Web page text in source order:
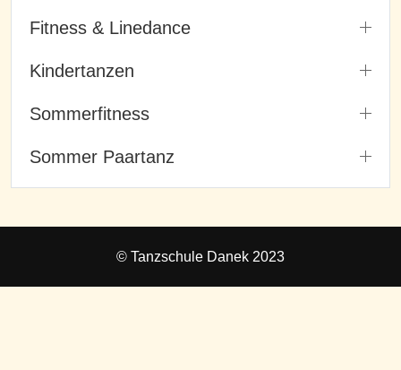
Fitness & Linedance
Kindertanzen
Sommerfitness
Sommer Paartanz
© Tanzschule Danek 2023